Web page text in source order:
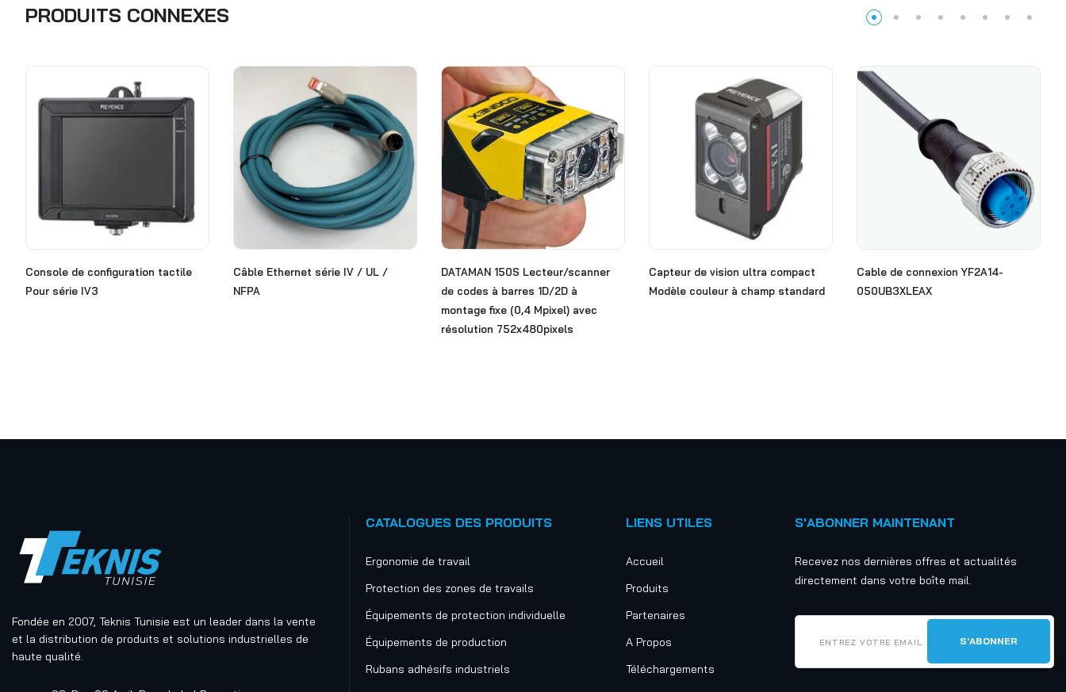
PRODUITS CONNEXES
Console de configuration tactile
Pour série IV3
Câble Ethernet série IV / UL /
NFPA
DATAMAN 150S Lecteur/scanner
de codes à barres 1D/2D à
montage fixe (0,4 Mpixel) avec
résolution 752x480pixels
Capteur de vision ultra compact
Modèle couleur à champ standard
Cable de connexion YF2A14-
050UB3XLEAX
Fondée en 2007, Teknis Tunisie est un leader dans la vente
et la distribution de produits et solutions industrielles de
haute qualité.
CATALOGUES DES PRODUITS
Ergonomie de travail
Protection des zones de travails
Équipements de protection individuelle
Équipements de production
Rubans adhésifs industriels
LIENS UTILES
Accueil
Produits
Partenaires
A Propos
Téléchargements
S'ABONNER MAINTENANT
Recevez nos dernières offres et actualités
directement dans votre boîte mail.